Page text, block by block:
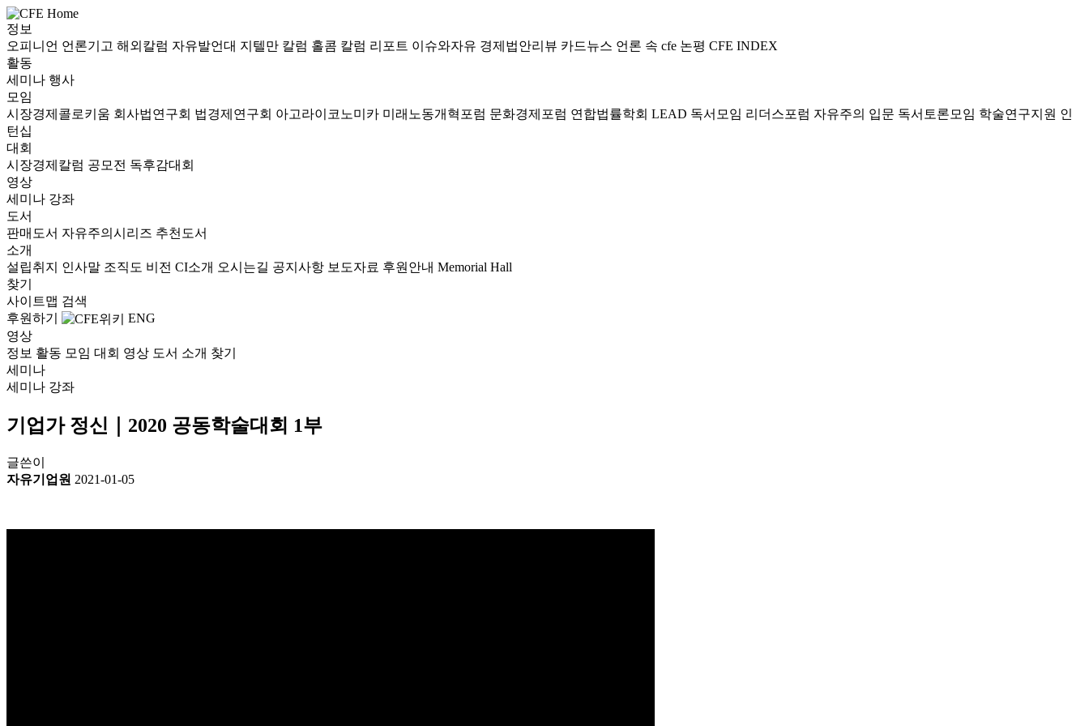
정보
오피니언 언론기고 해외칼럼 자유발언대 지텔만 칼럼 홀콤 칼럼 리포트 이슈와자유 경제법안리뷰 카드뉴스 언론 속 cfe 논평 CFE INDEX
활동
세미나 행사
모임
시장경제콜로키움 회사법연구회 법경제연구회 아고라이코노미카 미래노동개혁포럼 문화경제포럼 연합법률학회 LEAD 독서모임 리더스포럼 자유주의 입문 독서토론모임 학술연구지원 인
턴십
대회
시장경제칼럼 공모전 독후감대회
영상
세미나 강좌
도서
판매도서 자유주의시리즈 추천도서
소개
설립취지 인사말 조직도 비전 CI소개 오시는길 공지사항 보도자료 후원안내 Memorial Hall
찾기
사이트맵 검색
후원하기
ENG
영상
정보 활동 모임 대회 영상 도서 소개 찾기
세미나
세미나 강좌
기업가 정신｜2020 공동학술대회 1부
글쓴이
자유기업원 2021-01-05